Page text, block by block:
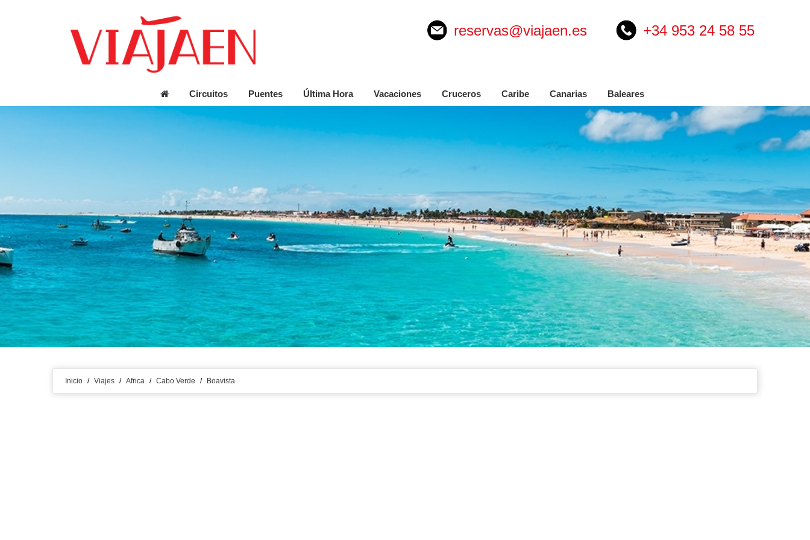
reservas@viajaen.es +34 953 24 58 55
Circuitos Puentes Última Hora Vacaciones Cruceros Caribe Canarias Baleares
Inicio / Viajes / Africa / Cabo Verde / Boavista